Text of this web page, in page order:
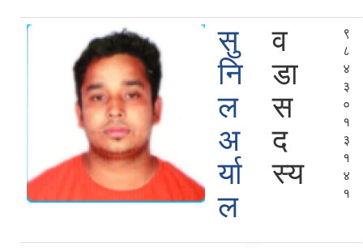
सु
नि
ल
अ
र्या
ल
व
डा
स
द
स्य
९
८
४
३
०
१
३
१
४
१